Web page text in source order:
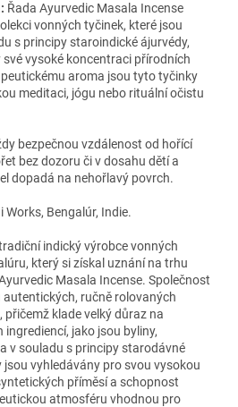
Řada Ayurvedic Masala Incense
vonných tyčinek, které jsou
s principy staroindické ájurvédy,
své vysoké koncentraci přírodních
aroma jsou tyto tyčinky
meditaci, jógu nebo rituální očistu
bezpečnou vzdálenost od hořící
bez dozoru či v dosahu dětí a
dopadá na nehořlavý povrch.
Works, Bengalúr, Indie.
indický výrobce vonných
který si získal uznání na trhu
Masala Incense. Společnost
autentických, ručně rolovaných
klade velký důraz na
jako jsou byliny,
v souladu s principy starodávné
vyhledávány pro svou vysokou
příměsí a schopnost
atmosféru vhodnou pro